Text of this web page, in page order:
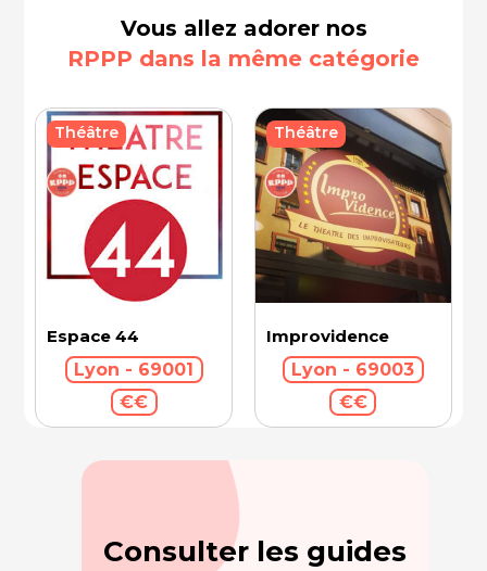
Vous allez adorer nos
RPPP dans la même catégorie
Espace 44
Lyon - 69001
€€
Théâtre
Improvidence
Lyon - 69003
€€
Théâtre
Consulter les guides